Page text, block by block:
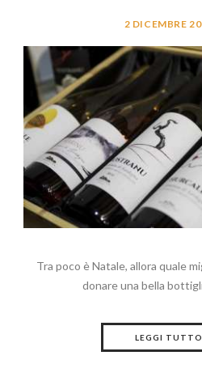
2 DICEMBRE
Tra poco è Natale, allora quale
donare una bella
LEGGI TUTTO